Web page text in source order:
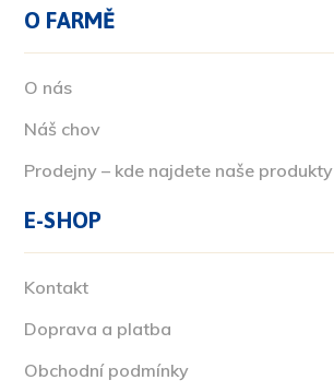
O FARMĚ
O nás
Náš chov
Prodejny – kde najdete naše produkty
E-SHOP
Kontakt
Doprava a platba
Obchodní podmínky